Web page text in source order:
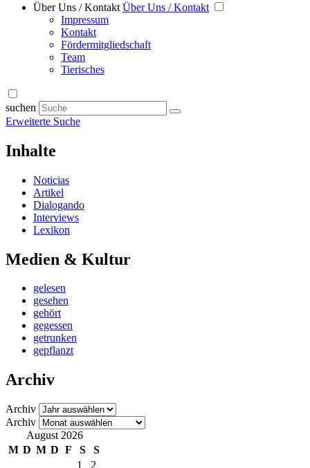
Über Uns / Kontakt Über Uns / Kontakt
Impressum
Kontakt
Fördermitgliedschaft
Team
Tierisches
suchen
Erweiterte Suche
Inhalte
Noticias
Artikel
Dialogando
Interviews
Lexikon
Medien & Kultur
gelesen
gesehen
gehört
gegessen
getrunken
gepflanzt
Archiv
Archiv
Archiv
August 2026
M D M D F S
S
1
2